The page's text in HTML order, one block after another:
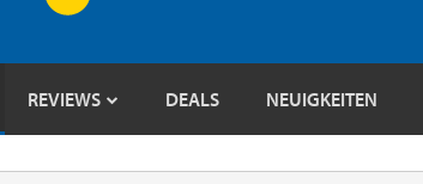
REVIEWS DEALS NEUIGKEITEN